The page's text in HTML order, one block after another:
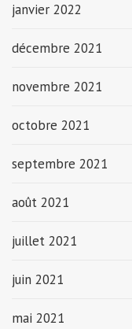
janvier 2022
décembre 2021
novembre 2021
octobre 2021
septembre 2021
août 2021
juillet 2021
juin 2021
mai 2021